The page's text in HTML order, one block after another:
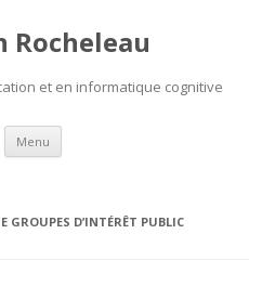
Rocheleau
et en informatique cognitive
Menu Aller au contenu principal
GROUPES D’INTÉRÊT PUBLIC